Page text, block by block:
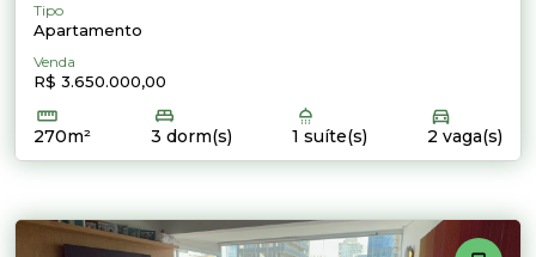
Tipo
Apartamento
Venda
R$ 3.650.000,00
270m² 3 dorm(s) 1 suíte(s) 2 vaga(s)